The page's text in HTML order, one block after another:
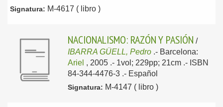
Signatura: M-4617 ( libro )
NACIONALISMO: RAZÓN Y PASIÓN /
IBARRA GÜELL, Pedro .- Barcelona:
Ariel , 2005 .- 1vol; 229pp; 21cm .- ISBN
84-344-4476-3 .- Español
Signatura: M-4147 ( libro )